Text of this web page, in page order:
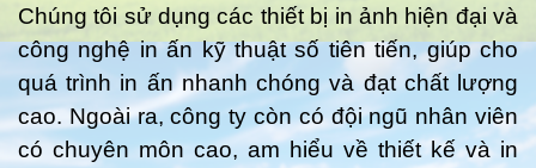
Chúng tôi sử dụng các thiết bị in ảnh hiện đại và
công nghệ in ấn kỹ thuật số tiên tiến, giúp cho
quá trình in ấn nhanh chóng và đạt chất lượng
cao. Ngoài ra, công ty còn có đội ngũ nhân viên
có chuyên môn cao, am hiểu về thiết kế và in